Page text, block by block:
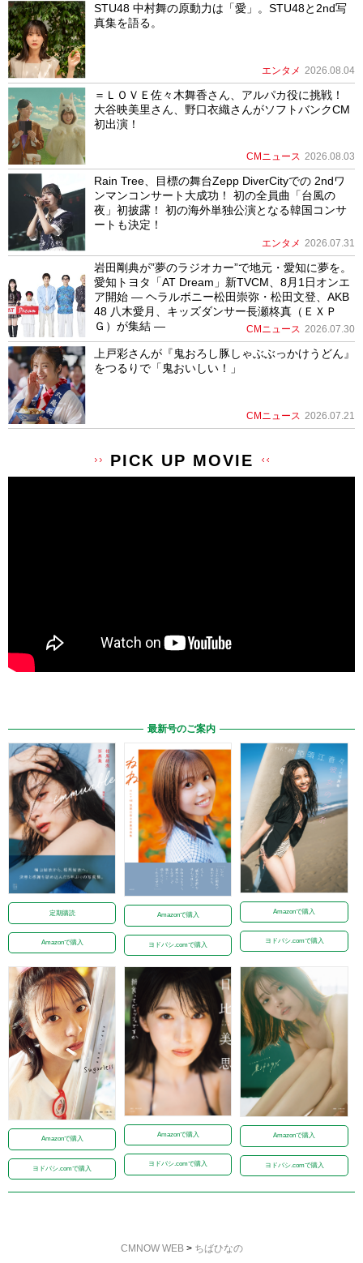
STU48 中村舞の原動力は「愛」。STU48と2nd写
真集を語る。
エンタメ 2026.08.04
＝ＬＯＶＥ佐々木舞香さん、アルパカ役に挑戦！
大谷映美里さん、野口衣織さんがソフトバンクCM
初出演！
CMニュース 2026.08.03
Rain Tree、目標の舞台Zepp DiverCityでの 2ndワ
ンマンコンサート大成功！ 初の全員曲「台風の
夜」初披露！ 初の海外単独公演となる韓国コンサ
ートも決定！
エンタメ 2026.07.31
岩田剛典が”夢のラジオカー”で地元・愛知に夢を。
愛知トヨタ「AT Dream」新TVCM、8月1日オンエ
ア開始 ― ヘラルボニー松田崇弥・松田文登、AKB
48 八木愛月、キッズダンサー長瀬柊真（ＥＸＰ
Ｇ）が集結 ―
CMニュース 2026.07.30
上戸彩さんが『鬼おろし豚しゃぶぶっかけうどん』
をつるりで「鬼おいしい！」
CMニュース 2026.07.21
PICK UP MOVIE
最新号のご案内
定期購読
Amazonで購入
Amazonで購入
ヨドバシ.comで購入
Amazonで購入
ヨドバシ.comで購入
Amazonで購入
ヨドバシ.comで購入
Amazonで購入
ヨドバシ.comで購入
Amazonで購入
ヨドバシ.comで購入
CMNOW WEB> ちばひなの